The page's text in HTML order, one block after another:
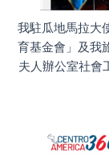
我駐瓜地馬拉大
育基金會」及我
夫人辦公室社會